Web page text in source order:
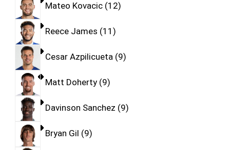
Mateo Kovacic 12
Reece James 11
Cesar Azpilicueta 9
Matt Doherty 9
Davinson Sanchez 9
Bryan Gil 9